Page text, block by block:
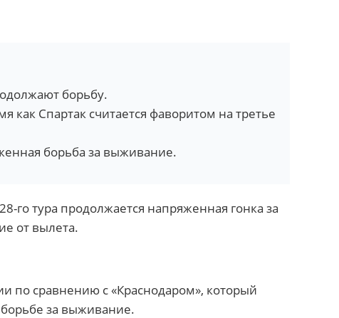
борьбу.
как Спартак считается фаворитом на третье
борьба за выживание.
го тура продолжается напряженная гонка за
от вылета.
по сравнению с «Краснодаром», который
за выживание.